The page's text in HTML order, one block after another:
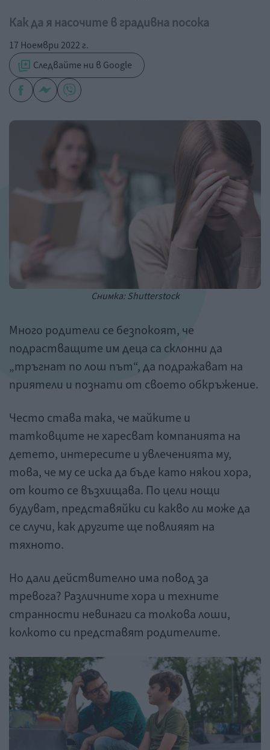
Как да я насочите в градивна посока
17 Ноември 2022 г.
Следвайте ни в Google
Снимка: Shutterstock
Много родители се безпокоят, че
подрастващите им деца са склонни да
„тръгнат по лош път“, да подражават на
приятели и познати от своето обкръжение.
Често става така, че майките и
татковците не харесват компанията на
детето, интересите и увлеченията му,
това, че му се иска да бъде като някои хора,
от които се възхищава. По цели нощи
будуват, представяйки си какво ли може да
се случи, как другите ще повлияят на
тяхното.
Но дали действително има повод за
тревога? Различните хора и техните
странности невинаги са толкова лоши,
колкото си представят родителите.